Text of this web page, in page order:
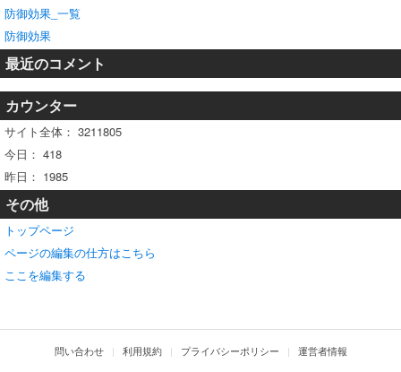
防御効果_一覧
防御効果
最近のコメント
カウンター
サイト全体： 3211805
今日： 418
昨日： 1985
その他
トップページ
ページの編集の仕方はこちら
ここを編集する
問い合わせ 利用規約 プライバシーポリシー
運営者情報